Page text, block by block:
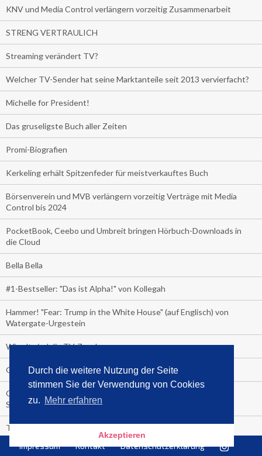
Durch die weitere Nutzung der Seite
stimmen Sie der Verwendung von Cookies
zu. Mehr erfahren
Akzeptieren
KNV und Media Control verlängern vorzeitig Zusammenarbeit
STRENG VERTRAULICH
Streaming verändert TV?
Welcher TV-Sender hat seine Marktanteile seit 2013 vervierfacht?
Michelle for President!
Das gruseligste Buch aller Zeiten
Promi-Biografien
Kerkeling erhält Spitzenfeder für meistverkauftes Buch
Börsenverein und MVB verlängern vorzeitig Verträge mit Media
Control bis 2024
PocketBook, Ceebo und Umbreit bringen Hörbuch-Downloads in
die Cloud
Bella Bella
#1-Bestseller: "Das ist Alpha!" von Kollegah
Hammer! "Fear: Trump in the White House" (auf Englisch) von
Watergate-Urgestein
Wie alt sind die TV-Zuschauer
Geisterfahrer auf Überholspur
Gegen Einsamkeit: Single-Haushalte schauen täglich fast 6
Stunden TV
TV-Quote:
Italienisches Kochbuch schießt auf Nummer 1 in Deutschland,
Impressum Kontakt Datenschutzerklärung